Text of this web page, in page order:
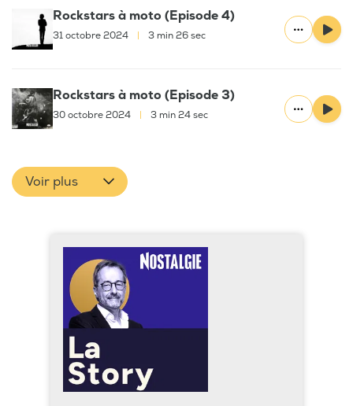
Rockstars à moto (Episode 4)
31 octobre 2024 3 min 26 sec
Rockstars à moto (Episode 3)
30 octobre 2024 3 min 24 sec
Voir plus